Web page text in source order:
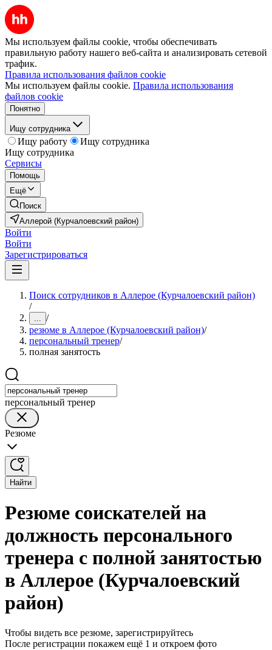
Мы используем файлы cookie, чтобы обеспечивать
правильную работу нашего веб-сайта и анализировать сетевой
трафик.
Правила использования файлов cookie
Мы используем файлы cookie. Правила использования
файлов cookie
Понятно
Ищу сотрудника
Ищу работу
Ищу сотрудника
Ищу сотрудника
Сервисы
Помощь
Ещё
Поиск
Аллерой (Курчалоевский район)
Войти
Войти
Зарегистрироваться
Поиск сотрудников в Аллерое (Курчалоевский район)
/
... /
резюме в Аллерое (Курчалоевский район)/
персональный тренер/
полная занятость
персональный тренер
Резюме
Найти
Резюме соискателей на
должность персонального
тренера с полной занятостью
в Аллерое (Курчалоевский
район)
Чтобы видеть все резюме, зарегистрируйтесь
После регистрации покажем ещё 1 и откроем фото